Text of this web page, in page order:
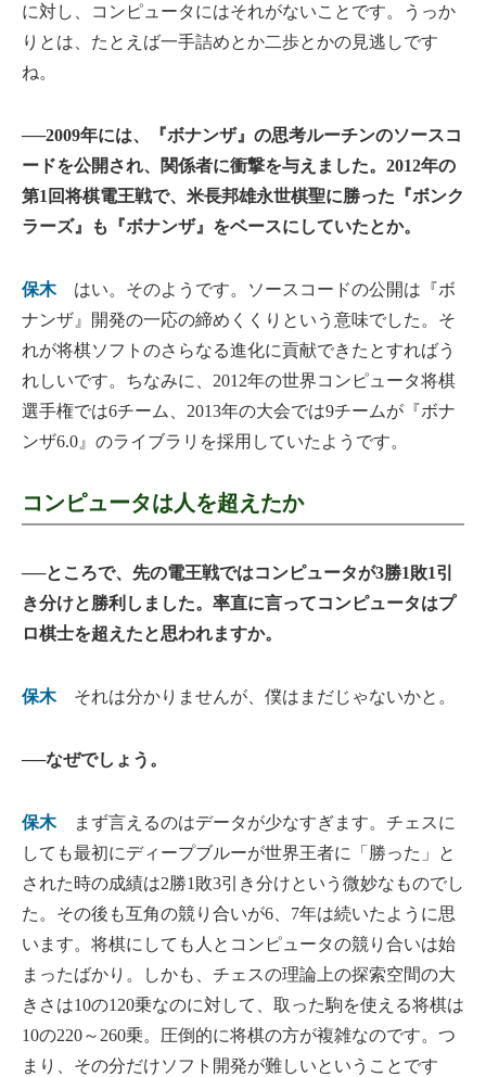
に対し、コンピュータにはそれがないことです。うっか
りとは、たとえば一手詰めとか二歩とかの見逃しです
ね。
──2009年には、『ボナンザ』の思考ルーチンのソースコ
ードを公開され、関係者に衝撃を与えました。2012年の
第1回将棋電王戦で、米長邦雄永世棋聖に勝った『ボンク
ラーズ』も『ボナンザ』をベースにしていたとか。
保木はい。そのようです。ソースコードの公開は『ボ
ナンザ』開発の一応の締めくくりという意味でした。そ
れが将棋ソフトのさらなる進化に貢献できたとすればう
れしいです。ちなみに、2012年の世界コンピュータ将棋
選手権では6チーム、2013年の大会では9チームが『ボナ
ンザ6.0』のライブラリを採用していたようです。
コンピュータは人を超えたか
──ところで、先の電王戦ではコンピュータが3勝1敗1引
き分けと勝利しました。率直に言ってコンピュータはプ
ロ棋士を超えたと思われますか。
保木それは分かりませんが、僕はまだじゃないかと。
──なぜでしょう。
保木まず言えるのはデータが少なすぎます。チェスに
しても最初にディープブルーが世界王者に「勝った」と
された時の成績は2勝1敗3引き分けという微妙なものでし
た。その後も互角の競り合いが6、7年は続いたように思
います。将棋にしても人とコンピュータの競り合いは始
まったばかり。しかも、チェスの理論上の探索空間の大
きさは10の120乗なのに対して、取った駒を使える将棋は
10の220～260乗。圧倒的に将棋の方が複雑なのです。つ
まり、その分だけソフト開発が難しいということです